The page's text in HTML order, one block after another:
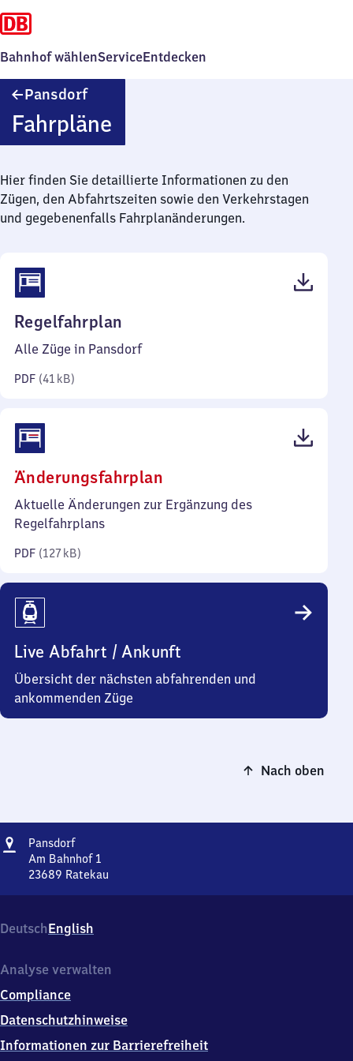
Bahnhof wählenServiceEntdecken
PansdorfPansdorf
Fahrpläne
Hier finden Sie detaillierte Informationen zu den
Zügen, den Abfahrtszeiten sowie den Verkehrstagen
und gegebenenfalls Fahrplanänderungen.
Regelfahrplan
41
Alle Züge in Pansdorf
PDF (41 kB)
Änderungsfahrplan
127
Aktuelle Änderungen zur Ergänzung des
Regelfahrplans
PDF (127 kB)
Live Abfahrt / Ankunft
Übersicht der nächsten abfahrenden und
ankommenden Züge
Nach oben
Adresse
PansdorfPansdorf
Am Bahnhof 1
23689 Ratekau
Bahnhof
1,
3
8
9
DeutschEnglish
Analyse verwalten
Compliance
Datenschutzhinweise
Informationen zur Barrierefreiheit